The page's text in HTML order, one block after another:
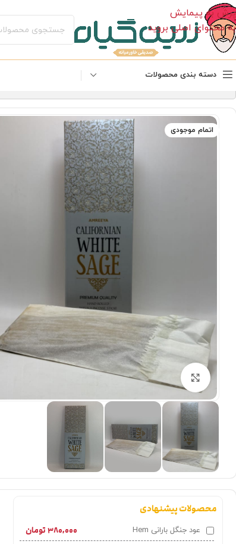
پرش به پیمایش
به محتوای اصلی بروید
دسته بندی محصولات
اتمام موجودی
بزرگنمایی تصویر
محصولات پیشنهادی
عود جنگل بارانی Hem ۳۸۰,۰۰۰ تومان